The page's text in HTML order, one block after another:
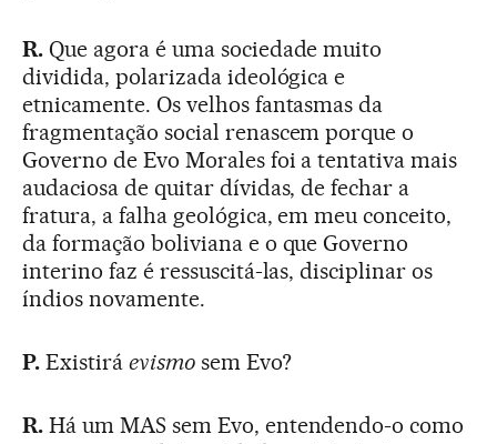
R.Que agora é uma sociedade muito
dividida, polarizada ideológica e
etnicamente. Os velhos fantasmas da
fragmentação social renascem porque o
Governo de Evo Morales foi a tentativa mais
audaciosa de quitar dívidas, de fechar a
fratura, a falha geológica, em meu conceito,
da formação boliviana e o que Governo
interino faz é ressuscitá-las, disciplinar os
índios novamente.
P.Existirá evismosem Evo?
R.Há um MAS sem Evo, entendendo-o como